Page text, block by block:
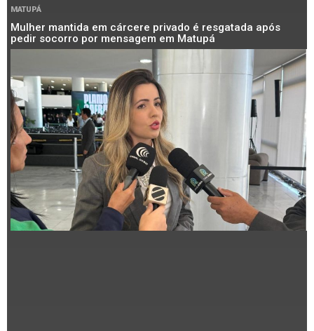
MATUPÁ
Mulher mantida em cárcere privado é resgatada após
pedir socorro por mensagem em Matupá